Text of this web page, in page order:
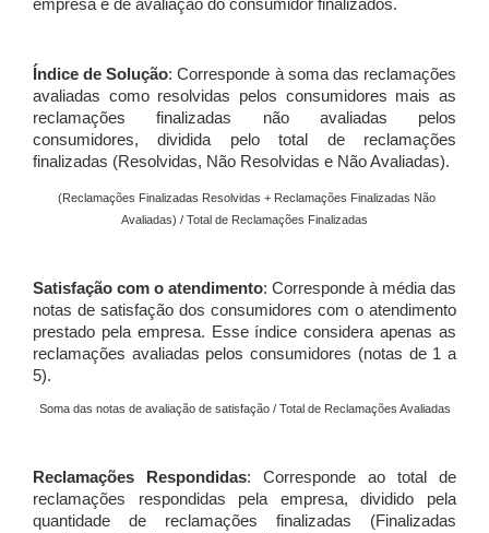
empresa e de avaliação do consumidor finalizados.
Índice de Solução: Corresponde à soma das reclamações
avaliadas como resolvidas pelos consumidores mais as
reclamações finalizadas não avaliadas pelos
consumidores, dividida pelo total de reclamações
finalizadas (Resolvidas, Não Resolvidas e Não Avaliadas).
(Reclamações Finalizadas Resolvidas + Reclamações Finalizadas Não
Avaliadas) / Total de Reclamações Finalizadas
Satisfação com o atendimento: Corresponde à média das
notas de satisfação dos consumidores com o atendimento
prestado pela empresa. Esse índice considera apenas as
reclamações avaliadas pelos consumidores (notas de 1 a
5).
Soma das notas de avaliação de satisfação / Total de Reclamações Avaliadas
Reclamações Respondidas: Corresponde ao total de
reclamações respondidas pela empresa, dividido pela
quantidade de reclamações finalizadas (Finalizadas